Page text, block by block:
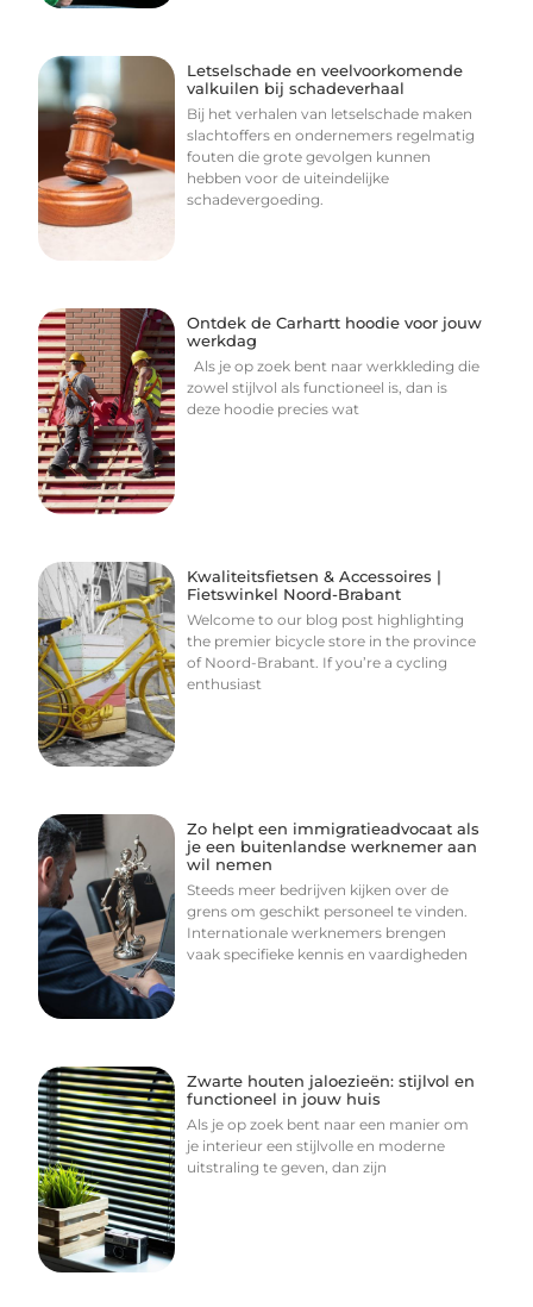
Letselschade en veelvoorkomende
valkuilen bij schadeverhaal
Bij het verhalen van letselschade maken
slachtoffers en ondernemers regelmatig
fouten die grote gevolgen kunnen
hebben voor de uiteindelijke
schadevergoeding.
Ontdek de Carhartt hoodie voor jouw
werkdag
Als je op zoek bent naar werkkleding die
zowel stijlvol als functioneel is, dan is
deze hoodie precies wat
Kwaliteitsfietsen & Accessoires |
Fietswinkel Noord-Brabant
Welcome to our blog post highlighting
the premier bicycle store in the province
of Noord-Brabant. If you’re a cycling
enthusiast
Zo helpt een immigratieadvocaat als
je een buitenlandse werknemer aan
wil nemen
Steeds meer bedrijven kijken over de
grens om geschikt personeel te vinden.
Internationale werknemers brengen
vaak specifieke kennis en vaardigheden
Zwarte houten jaloezieën: stijlvol en
functioneel in jouw huis
Als je op zoek bent naar een manier om
je interieur een stijlvolle en moderne
uitstraling te geven, dan zijn